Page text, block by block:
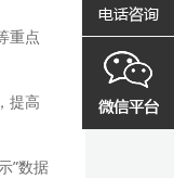
重点
提高
”数据